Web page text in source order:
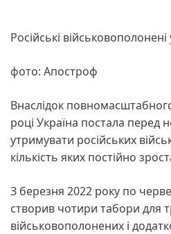
Російські військовополонені
фото: Апостроф
Внаслідок
році Україна постала перед
утримувати російських
кількість яких постійно
З березня 2022 року по
створив чотири табори для
військовополонених і